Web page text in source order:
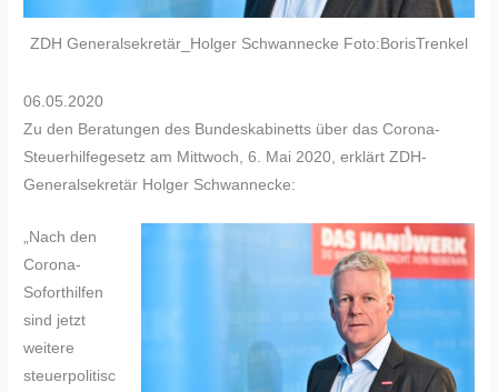
ZDH Generalsekretär_Holger Schwannecke Foto:BorisTrenkel
06.05.2020
Zu den Beratungen des Bundeskabinetts über das Corona-
Steuerhilfegesetz am Mittwoch, 6. Mai 2020, erklärt ZDH-
Generalsekretär Holger Schwannecke:
„Nach den
Corona-
Soforthilfen
sind jetzt
weitere
steuerpolitisc